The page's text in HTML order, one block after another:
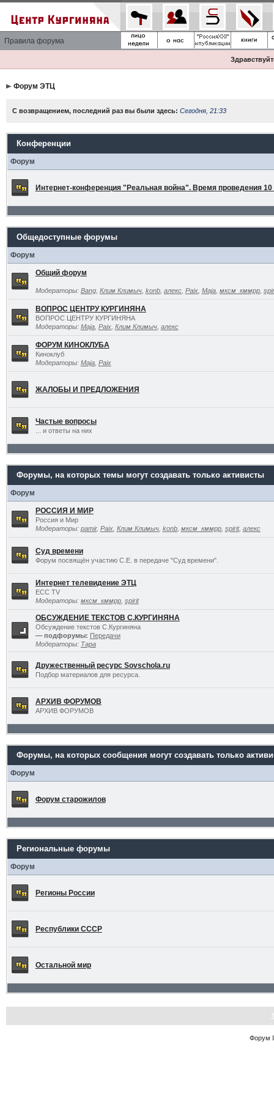
Правила форума
Форум ЭТЦ
С возвращением, последний раз вы были здесь: Сегодня, 21:33
Конференции
Форум
Интернет-конференция "Реальная война". Время проведения 10
Общедоступные форумы
Форум
Общий форум
Модераторы: Bang, Клим Климыч, konb, алекс, Paix, Maja, мксм_кммрр,
ВОПРОС ЦЕНТРУ КУРГИНЯНА
ВОПРОС ЦЕНТРУ КУРГИНЯНА
Модераторы: Maja, Paix, Клим Климыч, алекс
ФОРУМ КИНОКЛУБА
Киноклуб
Модераторы: Maja, Paix
ЖАЛОБЫ И ПРЕДЛОЖЕНИЯ
Частые вопросы
... и ответы на них
Форумы, на которых темы могут создавать только активисты
Форум
РОССИЯ И МИР
Россия и Мир
Модераторы: pamir, Paix, Клим Климыч, konb, мксм_кммрр, spirit, алекс
Суд времени
Форум посвящён участию С.Е. в передаче "Суд времени".
Интернет телевидение ЭТЦ
ECC TV
Модераторы: мксм_кммрр, spirit
ОБСУЖДЕНИЕ ТЕКСТОВ С.КУРГИНЯНА
Обсуждение текстов С.Кургиняна
— подфорумы: Передачи
Модераторы: Тара
Дружественный ресурс Sovschola.ru
Подбор материалов для ресурса.
АРХИВ ФОРУМОВ
АРХИВ ФОРУМОВ
Форумы, на которых сообщения могут создавать только
Форум
Форум старожилов
Региональные форумы
Форум
Регионы России
Республики СССР
Остальной мир
Форум